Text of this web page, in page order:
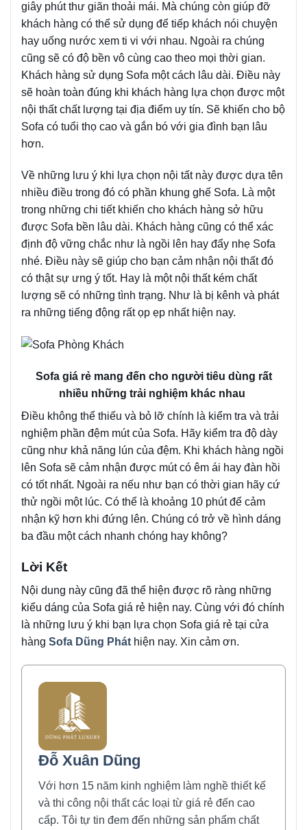
giây phút thư giãn thoải mái. Mà chúng còn giúp đỡ
khách hàng có thể sử dụng để tiếp khách nói chuyện
hay uống nước xem ti vi với nhau. Ngoài ra chúng
cũng sẽ có độ bền vô cùng cao theo mọi thời gian.
Khách hàng sử dụng Sofa một cách lâu dài. Điều này
sẽ hoàn toàn đúng khi khách hàng lựa chọn được một
nội thất chất lượng tại địa điểm uy tín. Sẽ khiến cho bộ
Sofa có tuổi thọ cao và gắn bó với gia đình bạn lâu
hơn.
Về những lưu ý khi lựa chọn nội tất này được dựa tên
nhiều điều trong đó có phần khung ghế Sofa. Là một
trong những chi tiết khiến cho khách hàng sở hữu
được Sofa bền lâu dài. Khách hàng cũng có thể xác
định độ vững chắc như là ngồi lên hay đẩy nhẹ Sofa
nhé. Điều này sẽ giúp cho bạn cảm nhận nội thất đó
có thật sự ưng ý tốt. Hay là một nội thất kém chất
lượng sẽ có những tình trạng. Như là bị kênh và phát
ra những tiếng động rất ọp ẹp nhất hiện nay.
Sofa giá rẻ mang đến cho người tiêu dùng rất
nhiều những trải nghiệm khác nhau
Điều không thể thiếu và bỏ lỡ chính là kiểm tra và trải
nghiệm phần đệm mút của Sofa. Hãy kiểm tra độ dày
cũng như khả năng lún của đệm. Khi khách hàng ngồi
lên Sofa sẽ cảm nhận được mút có êm ái hay đàn hồi
có tốt nhất. Ngoài ra nếu như bạn có thời gian hãy cứ
thử ngồi một lúc. Có thể là khoảng 10 phút để cảm
nhận kỹ hơn khi đứng lên. Chúng có trở về hình dáng
ba đầu một cách nhanh chóng hay không?
Lời Kết
Nội dung này cũng đã thể hiện được rõ ràng những
kiểu dáng của Sofa giá rẻ hiện nay. Cùng với đó chính
là những lưu ý khi bạn lựa chọn Sofa giá rẻ tại cửa
hàng Sofa Dũng Phát hiện nay. Xin cảm ơn.
Đỗ Xuân Dũng
Với hơn 15 năm kinh nghiệm làm nghề thiết kế
và thi công nội thất các loại từ giá rẻ đến cao
cấp. Tôi tự tin đem đến những sản phẩm chất